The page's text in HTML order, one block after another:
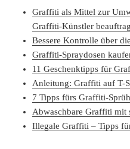
Graffiti als Mittel zur
Graffiti-Künstler
Bessere Kontrolle über
Graffiti-Spraydosen
11 Geschenktipps für
Anleitung: Graffiti auf T-
7 Tipps fürs Graffiti-
Abwaschbare Graffiti mit
Illegale Graffiti – Tipps